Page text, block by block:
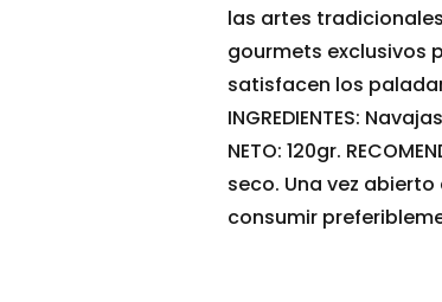
las artes
gourmets exclusivos
satisfacen los
INGREDIENTES:
NETO: 120gr.
seco. Una vez
consumir